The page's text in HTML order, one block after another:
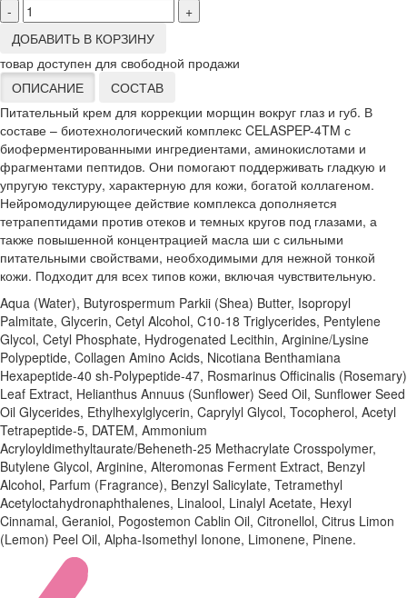
-
+
ДОБАВИТЬ В КОРЗИНУ
товар доступен для свободной продажи
ОПИСАНИЕ
СОСТАВ
Питательный крем для коррекции морщин вокруг глаз и губ. В
составе – биотехнологический комплекс CELASPEP-4TM с
биоферментированными ингредиентами, аминокислотами и
фрагментами пептидов. Они помогают поддерживать гладкую и
упругую текстуру, характерную для кожи, богатой коллагеном.
Нейромодулирующее действие комплекса дополняется
тетрапептидами против отеков и темных кругов под глазами, а
также повышенной концентрацией масла ши с сильными
питательными свойствами, необходимыми для нежной тонкой
кожи. Подходит для всех типов кожи, включая чувствительную.
Aqua (Water), Butyrospermum Parkii (Shea) Butter, Isopropyl
Palmitate, Glycerin, Cetyl Alcohol, C10-18 Triglycerides, Pentylene
Glycol, Cetyl Phosphate, Hydrogenated Lecithin, Arginine/Lysine
Polypeptide, Collagen Amino Acids, Nicotiana Benthamiana
Hexapeptide-40 sh-Polypeptide-47, Rosmarinus Officinalis (Rosemary)
Leaf Extract, Helianthus Annuus (Sunflower) Seed Oil, Sunflower Seed
Oil Glycerides, Ethylhexylglycerin, Caprylyl Glycol, Tocopherol, Acetyl
Tetrapeptide-5, DATEM, Ammonium
Acryloyldimethyltaurate/Beheneth-25 Methacrylate Crosspolymer,
Butylene Glycol, Arginine, Alteromonas Ferment Extract, Benzyl
Alcohol, Parfum (Fragrance), Benzyl Salicylate, Tetramethyl
Acetyloctahydronaphthalenes, Linalool, Linalyl Acetate, Hexyl
Cinnamal, Geraniol, Pogostemon Cablin Oil, Citronellol, Citrus Limon
(Lemon) Peel Oil, Alpha-Isomethyl Ionone, Limonene, Pinene.